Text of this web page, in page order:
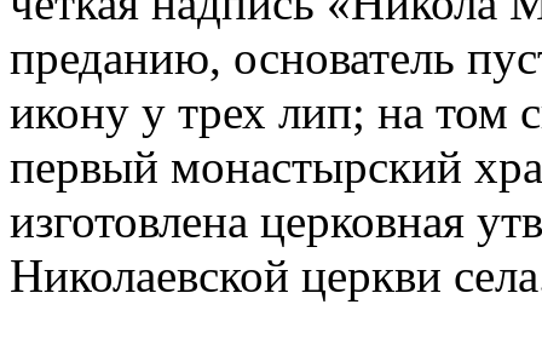
преданию, основатель
икону у трех лип; на том
первый монастырский
изготовлена церковная
Николаевской церкви